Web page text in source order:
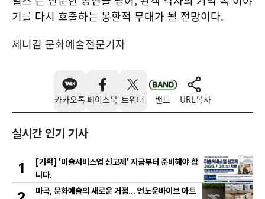
기를 다시 호출하는 몽환적 무대가 될 전망이다.
제니김 문화예술전문기자
카카오톡 페이스북 트위터 밴드 URL복사
실시간 인기 기사
1
[기획] '미술서비스업 신고제' 지금부터 준비해야 합
니다.
마곡, 문화예술의 새로운 거점… 언노운바이브 아트